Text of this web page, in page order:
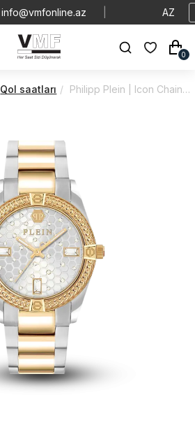
info@vmfonline.az AZ
0
Qol saatları Philipp Plein | Icon Chain | Lady | PW1FA0225